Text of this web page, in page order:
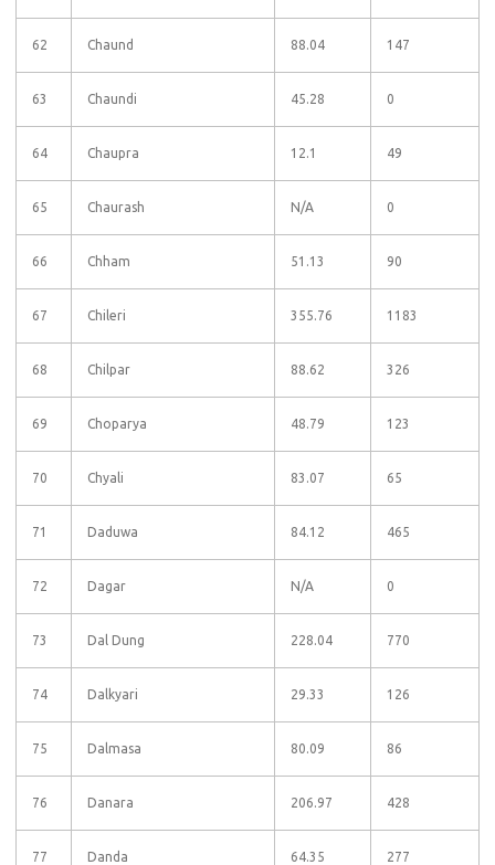
62 Chaund 88.04 147
63 Chaundi 45.28 0
64 Chaupra 12.1 49
65 Chaurash N/A 0
66 Chham 51.13 90
67 Chileri 355.76 1183
68 Chilpar 88.62 326
69 Choparya 48.79 123
70 Chyali 83.07 65
71 Daduwa 84.12 465
72 Dagar N/A 0
73 Dal Dung 228.04 770
74 Dalkyari 29.33 126
75 Dalmasa 80.09 86
76 Danara 206.97 428
77 Danda 64.35 277